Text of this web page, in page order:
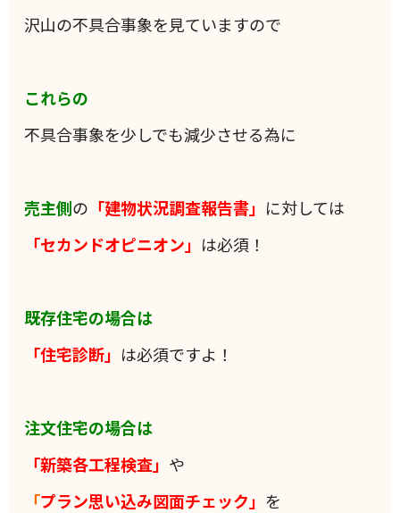
沢山の不具合事象を見ていますので
これらの
不具合事象を少しでも減少させる為に
売主側の 「建物状況調査報告書」 に対しては
「セカンドオピニオン」 は必須！
既存住宅の場合は
「住宅診断」 は必須ですよ！
注文住宅の場合は
「新築各工程検査」 や
「プラン思い込み図面チェック」 を